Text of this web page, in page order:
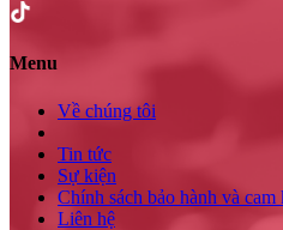
Menu
Về chúng tôi
Tin tức
Sự kiện
Chính sách bảo hành và cam
Liên hệ